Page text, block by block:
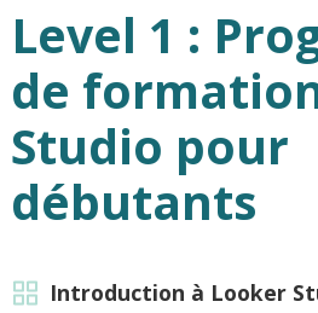
Level 1 :
de
Studio pour
débutants
Introduction à Looker